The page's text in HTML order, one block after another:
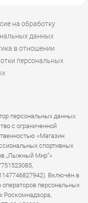
на обработку
данных
в отношении
персональных
персональных данных:
с ограниченной
«Магазин
спортивных
„Лыжный Мир“»
Включён в
операторов персональных
Роскомнадзора,